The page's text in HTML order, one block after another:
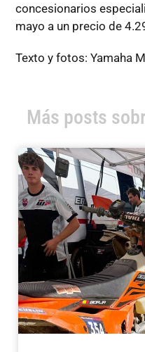
concesionarios
mayo a un precio de
Texto y fotos: Yamaha
Más posts